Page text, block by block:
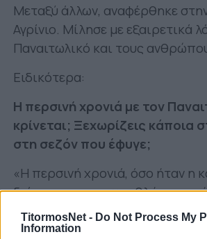
TitormosNet - Do Not Process My
Information
Μεταξύ άλλων, αναφέρθηκε
Αγρίνιο. Μίλησε με εξαιρετικά
Παναιτωλικό και τους
Ειδικότερα:
Η περσινή χρονιά με τον
κρίνεται; Ξεχωρίζεις κάποια
στη σεζόν που έφυγε;
«Η περσινή χρονιά, όσο ήταν η
διάρκεια του πρωταθλήματος,
Τερματίσαμε στην 7η θέση και
μπορούσαμε να κυνηγήσουμε ως